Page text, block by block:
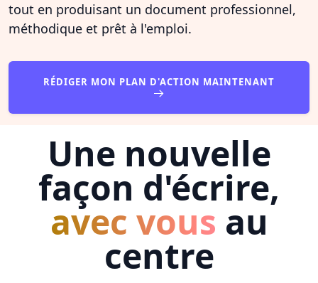
tout en produisant un document professionnel,
méthodique et prêt à l'emploi.
RÉDIGER MON PLAN D'ACTION MAINTENANT
Une nouvelle
façon d'écrire,
avec vous au
centre